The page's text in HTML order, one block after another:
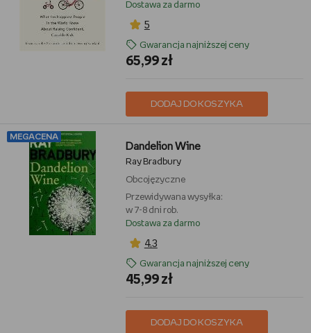
Dostawa za darmo
5
Gwarancja najniższej ceny
65,99 zł
DODAJ DO KOSZYKA
MEGACENA
Dandelion Wine
Ray Bradbury
Obcojęzyczne
Przewidywana wysyłka:
w 7-8 dni rob.
Dostawa za darmo
4,3
Gwarancja najniższej ceny
45,99 zł
DODAJ DO KOSZYKA